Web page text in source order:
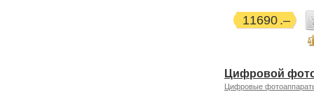
11690
Цифровой
Цифровые